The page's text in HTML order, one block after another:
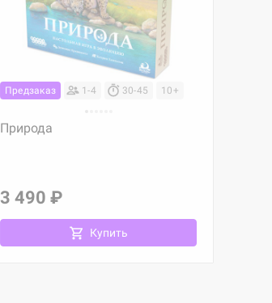
Предзаказ 1-4 30-45 10+
Природа
3 490 ₽
Купить